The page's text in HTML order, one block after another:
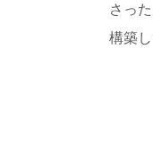
さっ
構築